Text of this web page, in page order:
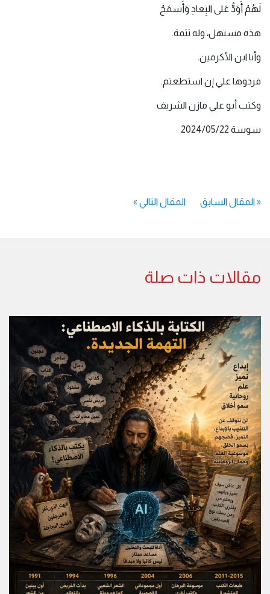
لَهُمُ أَوَدُّ عَلى البِعادِ وَأَسمَحُ
هذه مستهل، وله تتمة.
وأنا ابن الأكرمين.
فردوها علي إن استطعتم.
وكتب أبو علي مازن الشريف
سوسة ‏22‏/05‏/2024
«المقال السابق المقال التالي »
مقالات ذات صلة